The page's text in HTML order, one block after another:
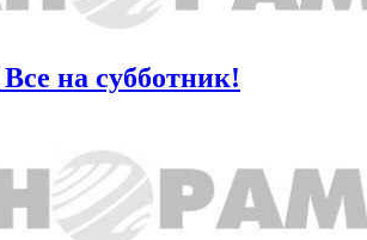
на субботник!